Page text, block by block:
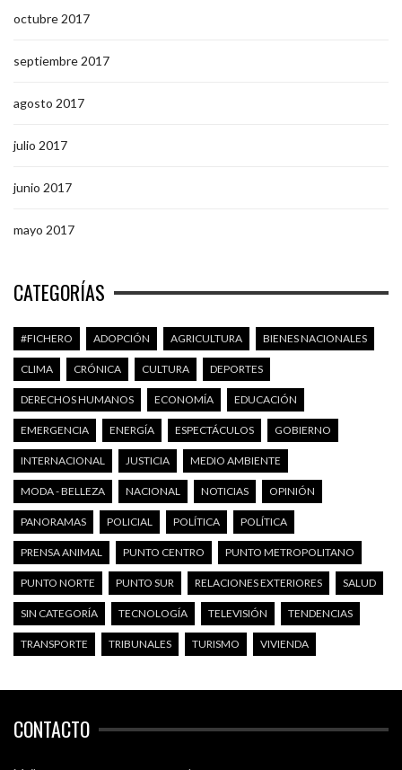
octubre 2017
septiembre 2017
agosto 2017
julio 2017
junio 2017
mayo 2017
CATEGORÍAS
#FICHERO ADOPCIÓN AGRICULTURA BIENES NACIONALES
CLIMA CRÓNICA CULTURA DEPORTES
DERECHOS HUMANOS ECONOMÍA EDUCACIÓN
EMERGENCIA ENERGÍA ESPECTÁCULOS GOBIERNO
INTERNACIONAL JUSTICIA MEDIO AMBIENTE
MODA - BELLEZA NACIONAL NOTICIAS OPINIÓN
PANORAMAS POLICIAL POLÍTICA POLÍTICA
PRENSA ANIMAL PUNTO CENTRO PUNTO METROPOLITANO
PUNTO NORTE PUNTO SUR RELACIONES EXTERIORES SALUD
SIN CATEGORÍA TECNOLOGÍA TELEVISIÓN TENDENCIAS
TRANSPORTE TRIBUNALES TURISMO VIVIENDA
CONTACTO